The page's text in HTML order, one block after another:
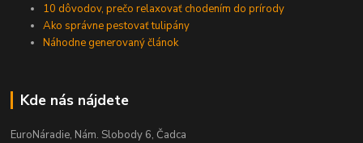
10 dôvodov, prečo relaxovať chodením do prírody
Ako správne pestovať tulipány
Náhodne generovaný článok
Kde nás nájdete
EuroNáradie, Nám. Slobody 6, Čadca